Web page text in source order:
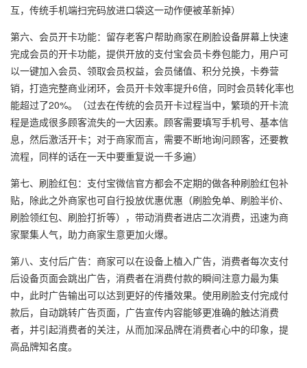
互，传统手机端扫完码放进口袋这一动作便被革新掉）
第六、会员开卡功能：留存老客户帮助商家在刷脸设备屏幕上快速
完成会员的开卡功能，提供开放的支付宝会员卡券包能力，用户可
以一键加入会员、领取会员权益，会员储值、积分兑换，卡券营
销，打造完整商业闭环，会员开卡效率提升6倍，同时会员转化率也
能超过了20%。（过去在传统的会员开卡过程当中，繁琐的开卡流
程是造成很多顾客流失的一大因素。顾客需要填写手机号、基本信
息，然后激活开卡；对于商家而言，需要不断地询问顾客，还要教
流程，同样的话在一天中要重复说一千多遍）
第七、刷脸红包：支付宝微信官方都会不定期的做各种刷脸红包补
贴，除此之外商家也可自行投放优惠优惠（刷脸免单、刷脸半价、
刷脸领红包、刷脸打折等），带动消费者进店二次消费，迅速为商
家聚集人气，助力商家生意更加火爆。
第八、支付后广告：商家可以在设备上植入广告，消费者每次支付
后设备页面会跳出广告，消费者在消费付款的瞬间注意力最为集
中，此时广告输出可以达到更好的传播效果。使用刷脸支付完成付
款后，自动跳转广告页面，广告宣传内容能够更准确的触达消费
者，并引起消费者的关注，从而加深品牌在消费者心中的印象，提
高品牌知名度。